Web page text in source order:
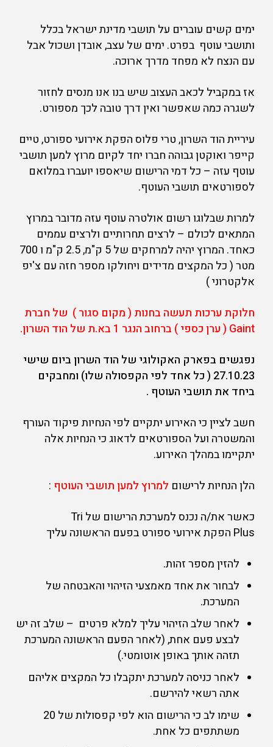
ימים קשים עוברים על תושבי מדינת ישראל בכלל
ותושבי עוטף בפרט. ימים של עצב, אובדן ושכול אבל
עם הנצח לא מפחד מדרך ארוכה.
אז במקביל לכאב העצוב שיש בנו אנו מנסים לחזור
לשגרה כמה שאפשר ואין דרך טובה לכך מספורט.
עיריית הוד השרון, טרי פלוס הפקת אירועי ספורט, טיים
קייפר ואוקטן גבוהה חברו יחד לקיום מרוץ למען תושבי
עוטף עזה – כל דמי הרישום שיאספו יועברו במלואם
לספורטאים תושבי העוטף.
למרות שבלוגו רשום אולטרה עוטף עזה מדובר במרוץ
המתאים לכולם – לרצים תחרותיים ולרצים עממים
כאחד. המרוץ יהיה למרחקים של 5 ק"מ, 2.5 ק"מ ו 700
מטר ( כל המקצים מדידים ויחולקו מספר חזה עם צ'יפ
אלקטרוני )
חלוקת ערכות תעשה בחנות ( מקום סגור ) של חברת
Gaint ( ערן כספי ) ברחוב הנגר 1 בא.ת של הוד השרון.
נפגשים בפארק האקולוגי של הוד השרון ביום שישי
27.10.23 ( כל אחד לפי הקפסולה שלו) ומחבקים
ביחד את תושבי העוטף .
חשב לציין כי האירוע יתקיים לפי הנחיות פיקוד העורף
והמשטרה ועל הספורטאים לדאוג כי הנחיות אלה
יתקיימו במהלך האירוע.
הלן הנחיות לרישום למרוץלמען תושבי העוטף :
כאשר את/ה נכנס למערכת הרישום של Tri
Plus הפקת אירועי ספורט בפעם הראשונה עליך
להזין מספר זהות.
לבחור את אחד מאמצעי הזיהוי והאבטחה של
המערכת.
לאחר שלב הזיהוי עליך למלא פרטים – שלב זה יש
לבצע פעם אחת, (לאחר הפעם הראשונה המערכת
תזהה אותך באופן אוטומטי.)
לאחר כניסה למערכת יתקבלו כל המקצים אליהם
אתה רשאי להירשם.
שימו לב כי הרישום הוא לפי קפסולות של 20
משתתפים כל אחת.